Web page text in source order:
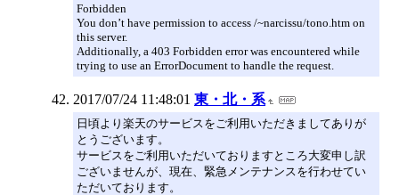
Forbidden
You don’t have permission to access /~narcissu/tono.htm on
this server.
Additionally, a 403 Forbidden error was encountered while
trying to use an ErrorDocument to handle the request.
2017/07/24 11:48:01 東・北・系
日頃より楽天のサービスをご利用いただきましてありが
とうございます。
サービスをご利用いただいておりますところ大変申し訳
ございませんが、現在、緊急メンテナンスを行わせてい
ただいております。